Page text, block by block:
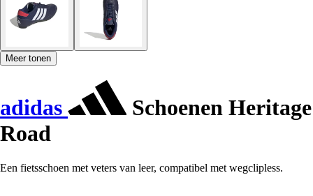
Meer tonen
adidas
Schoenen Heritage
Road
Een fietsschoen met veters van leer, compatibel met wegclipless.